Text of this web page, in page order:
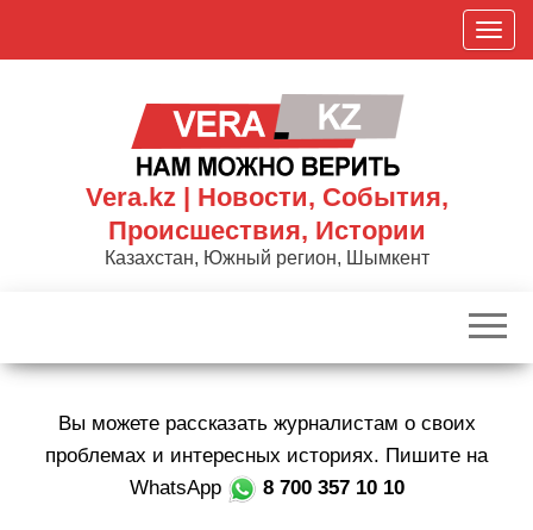
П
о
к
р
Vera.kz | Новости, События,
Происшествия, Истории
Казахстан, Южный регион, Шымкент
Вы можете рассказать журналистам о своих
проблемах и интересных историях. Пишите на
WhatsApp
8 700 357 10 10